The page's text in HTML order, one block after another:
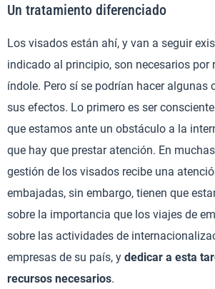
Un tratamiento diferenciado
Los visados están ahí, y van a seguir
indicado al principio, son necesarios por
índole. Pero sí se podrían hacer algunas
sus efectos. Lo primero es ser
que estamos ante un obstáculo a la
que hay que prestar atención. En
gestión de los visados recibe una
embajadas, sin embargo, tienen que
sobre la importancia que los viajes de
sobre las actividades de
empresas de su país, y dedicar a esta
recursos necesarios.